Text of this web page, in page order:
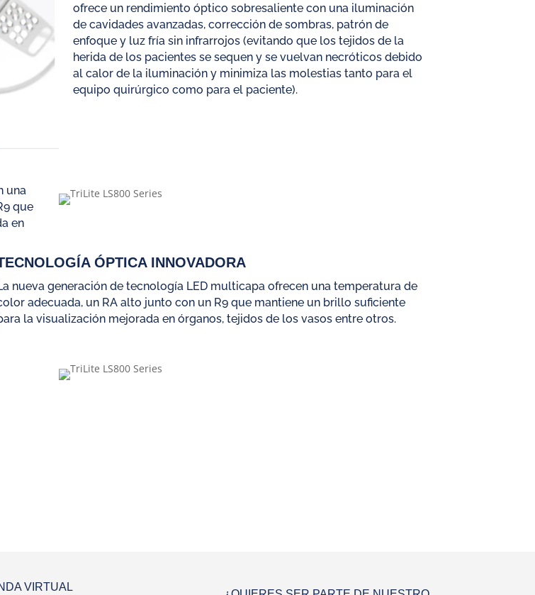
ofrece un rendimiento óptico sobresaliente con una iluminación
de cavidades avanzadas, corrección de sombras, patrón de
enfoque y luz fría sin infrarrojos (evitando que los tejidos de la
herida de los pacientes se sequen y se vuelvan necróticos debido
al calor de la iluminación y minimiza las molestias tanto para el
equipo quirúrgico como para el paciente).
una
que
en
ÓPTICA INNOVADORA
nueva generación de tecnología LED multicapa ofrecen una temperatura de
adecuada, un RA alto junto con un R9 que mantiene un brillo suficiente
la visualización mejorada en órganos, tejidos de los vasos entre otros.
VIRTUAL